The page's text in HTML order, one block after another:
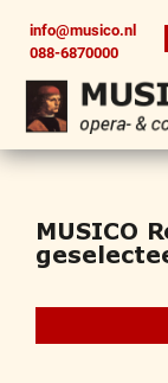
info@musico.nl
088-6870000
MUSICO